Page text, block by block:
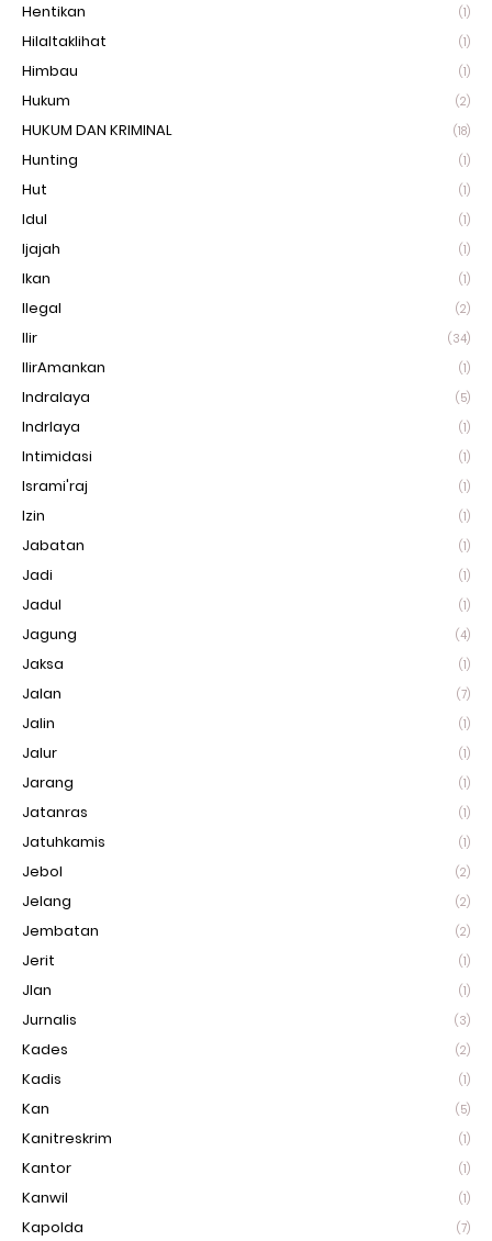
Hentikan (1)
Hilaltaklihat (1)
Himbau (1)
Hukum (2)
HUKUM DAN KRIMINAL (18)
Hunting (1)
Hut (1)
Idul (1)
Ijajah (1)
Ikan (1)
Ilegal (2)
Ilir (34)
IlirAmankan (1)
Indralaya (5)
Indrlaya (1)
Intimidasi (1)
Isrami'raj (1)
Izin (1)
Jabatan (1)
Jadi (1)
Jadul (1)
Jagung (4)
Jaksa (1)
Jalan (7)
Jalin (1)
Jalur (1)
Jarang (1)
Jatanras (1)
Jatuhkamis (1)
Jebol (2)
Jelang (2)
Jembatan (2)
Jerit (1)
Jlan (1)
Jurnalis (3)
Kades (2)
Kadis (1)
Kan (5)
Kanitreskrim (1)
Kantor (1)
Kanwil (1)
Kapolda (7)